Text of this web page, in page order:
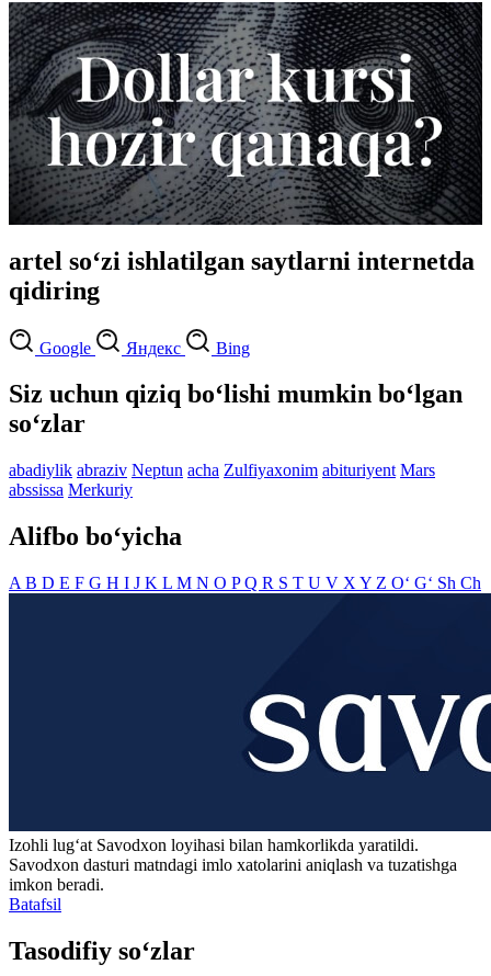
artel so‘zi ishlatilgan saytlarni internetda
qidiring
Google Яндекс Bing
Siz uchun qiziq bo‘lishi mumkin bo‘lgan
so‘zlar
abadiylik abraziv Neptun acha Zulfiyaxonim abituriyent Mars
abssissa Merkuriy
Alifbo bo‘yicha
A B D E F G H I J K L M N O PQ R S T U V X Y Z O‘ G‘ Sh Ch
Izohli lugʻat Savodxon loyihasi bilan hamkorlikda yaratildi.
Savodxon dasturi matndagi imlo xatolarini aniqlash va tuzatishga
imkon beradi.
Batafsil
Tasodifiy so‘zlar